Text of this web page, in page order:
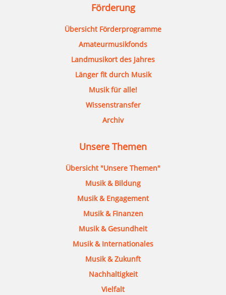
Förderung
Übersicht Förderprogramme
Amateurmusikfonds
Landmusikort des Jahres
Länger fit durch Musik
Musik für alle!
Wissenstransfer
Archiv
Unsere Themen
Übersicht "Unsere Themen"
Musik & Bildung
Musik & Engagement
Musik & Finanzen
Musik & Gesundheit
Musik & Internationales
Musik & Zukunft
Nachhaltigkeit
Vielfalt